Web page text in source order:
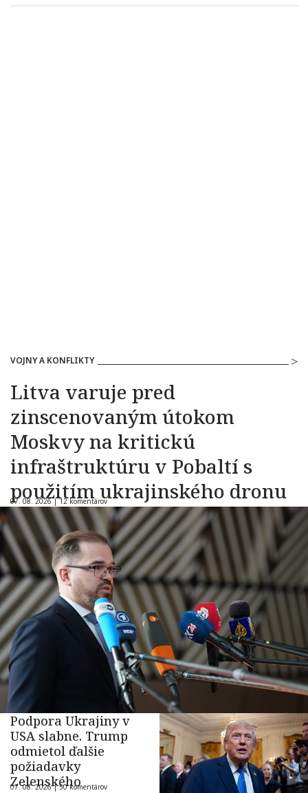
VOJNY A KONFLIKTY
Litva varuje pred
zinscenovaným útokom
Moskvy na kritickú
infraštruktúru v Pobaltí s
použitím ukrajinského dronu
07. 08. 2026 |12 komentárov
Podpora Ukrajiny v
USA slabne. Trump
odmietol ďalšie
požiadavky
Zelenského
07. 08. 2026 |50 komentárov